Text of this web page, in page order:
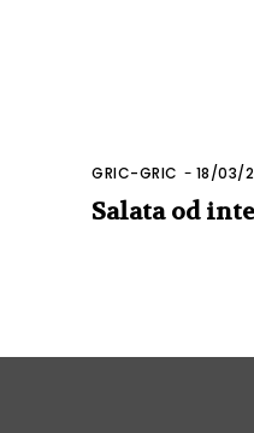
GRIC-GRIC - 18/03/
Salata od